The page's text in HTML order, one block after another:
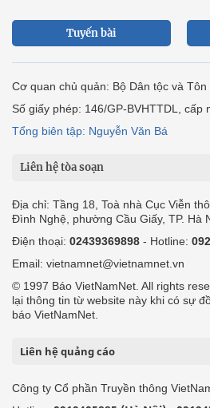
Tuyến bài
Cơ quan chủ quản: Bộ Dân tộc và Tôn
Số giấy phép: 146/GP-BVHTTDL, cấp
Tổng biên tập: Nguyễn Văn Bá
Liên hệ tòa soạn
Địa chỉ: Tầng 18, Toà nhà Cục Viễn
Đình Nghệ, phường Cầu Giấy, TP. Hà
Điện thoại: 02439369898 - Hotline:
Email: vietnamnet@vietnamnet.vn
© 1997 Báo VietNamNet. All rights
lại thông tin từ website này khi có sự
báo VietNamNet.
Liên hệ quảng cáo
Công ty Cổ phần Truyền thông